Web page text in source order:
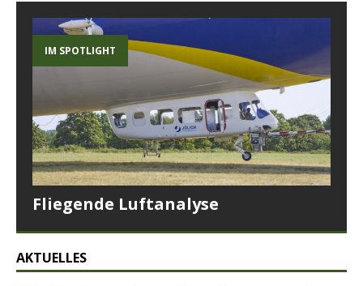
IM SPOTLIGHT
Fliegende Luftanalyse
AKTUELLES